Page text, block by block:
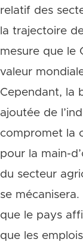
relatif des
la trajectoire
mesure que le
valeur
Cependant, la
ajoutée de
compromet la
pour la main-
du secteur
se
que le pays
que les